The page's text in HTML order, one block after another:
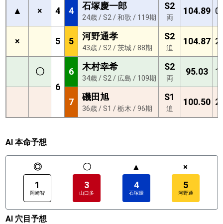
▲ × 4 4 石塚慶一郎
24歳 / S2 / 和歌 / 119期
S2
両
104.89 0
× 5 5 河野通孝
43歳 / S2 / 茨城 / 88期
S2
追
104.87 2
〇
6
6 木村幸希
34歳 / S2 / 広島 / 109期
S2
両
95.03 1
7 磯田旭
36歳 / S1 / 栃木 / 96期
S1
追
100.50 2
AI 本命予想
◎
1
岡崎智
〇
3
山口多
▲
4
石塚慶
×
5
河野通
AI 穴目予想